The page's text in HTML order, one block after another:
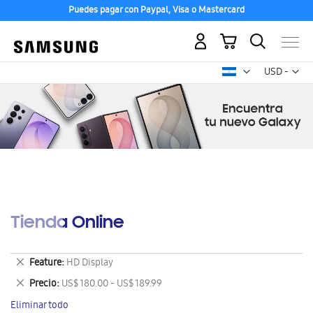
Puedes pagar con Paypal, Visa o Mastercard
USD -
dólar
Mi carrito
Tienda Online
Feature HD Display
Eliminar
este
artículo
Precio US$ 180.00 - US$ 189.99
Eliminar
este
Eliminar todo